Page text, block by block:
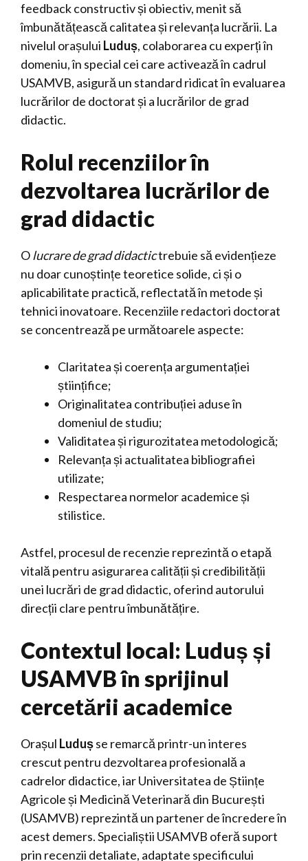
feedback constructiv și obiectiv, menit să
îmbunătățească calitatea și relevanța lucrării. La
nivelul orașului Luduș, colaborarea cu experți în
domeniu, în special cei care activează în cadrul
USAMVB, asigură un standard ridicat în evaluarea
lucrărilor de doctorat și a lucrărilor de grad
didactic.
Rolul recenziilor în
dezvoltarea lucrărilor de
grad didactic
Olucrare de grad didactictrebuie să evidențieze
nu doar cunoștințe teoretice solide, ci și o
aplicabilitate practică, reflectată în metode și
tehnici inovatoare. Recenziile redactori doctorat
se concentrează pe următoarele aspecte:
Claritatea și coerența argumentației
științifice;
Originalitatea contribuției aduse în
domeniul de studiu;
Validitatea și rigurozitatea metodologică;
Relevanța și actualitatea bibliografiei
utilizate;
Respectarea normelor academice și
stilistice.
Astfel, procesul de recenzie reprezintă o etapă
vitală pentru asigurarea calității și credibilității
unei lucrări de grad didactic, oferind autorului
direcții clare pentru îmbunătățire.
Contextul local: Luduș și
USAMVB în sprijinul
cercetării academice
Orașul Ludușse remarcă printr-un interes
crescut pentru dezvoltarea profesională a
cadrelor didactice, iar Universitatea de Științe
Agricole și Medicină Veterinară din București
(USAMVB) reprezintă un partener de încredere în
acest demers. Specialiștii USAMVB oferă suport
prin recenzii detaliate, adaptate specificului